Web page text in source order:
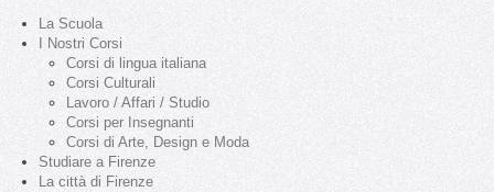
La Scuola
I Nostri Corsi
Corsi di lingua italiana
Corsi Culturali
Lavoro / Affari / Studio
Corsi per Insegnanti
Corsi di Arte, Design e Moda
Studiare a Firenze
La città di Firenze